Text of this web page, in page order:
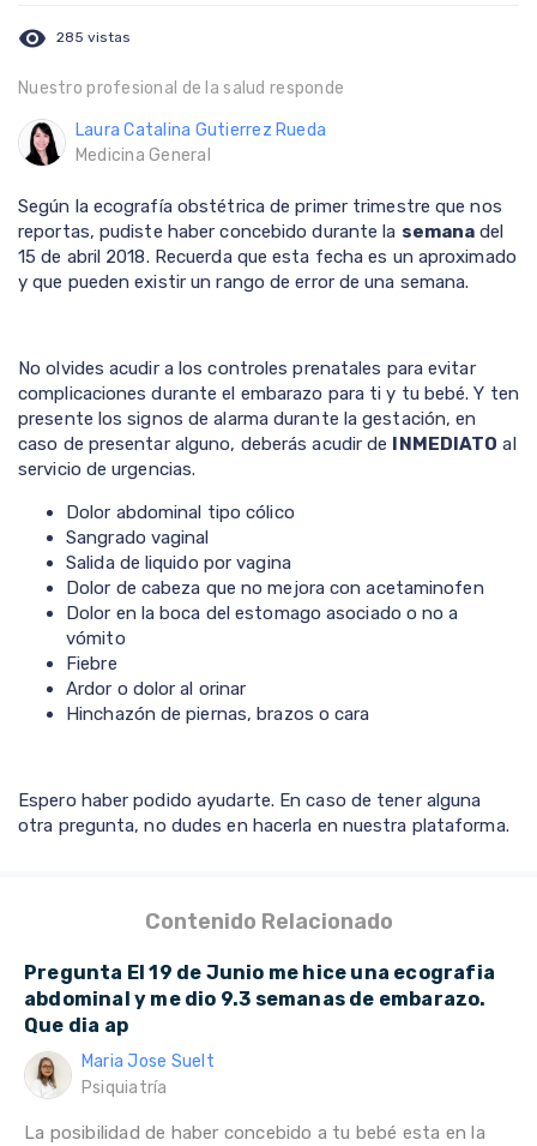
visibility 285 vistas
Nuestro profesional de la salud responde
Laura Catalina Gutierrez Rueda
Medicina General
Según la ecografía obstétrica de primer trimestre que nos
reportas, pudiste haber concebido durante la semana del
15 de abril 2018. Recuerda que esta fecha es un aproximado
y que pueden existir un rango de error de una semana.
No olvides acudir a los controles prenatales para evitar
complicaciones durante el embarazo para ti y tu bebé. Y ten
presente los signos de alarma durante la gestación, en
caso de presentar alguno, deberás acudir de
INMEDIATO al
servicio de urgencias.
Dolor abdominal tipo cólico
Sangrado vaginal
Salida de liquido por vagina
Dolor de cabeza que no mejora con acetaminofen
Dolor en la boca del estomago asociado o no a
vómito
Fiebre
Ardor o dolor al orinar
Hinchazón de piernas, brazos o cara
Espero haber podido ayudarte. En caso de tener alguna
otra pregunta, no dudes en hacerla en nuestra plataforma.
Contenido Relacionado
Pregunta El 19 de Junio me hice una ecografia
abdominal y me dio 9.3 semanas de embarazo.
Que dia ap
Maria Jose Suelt
Psiquiatría
La posibilidad de haber concebido a tu bebé esta en la